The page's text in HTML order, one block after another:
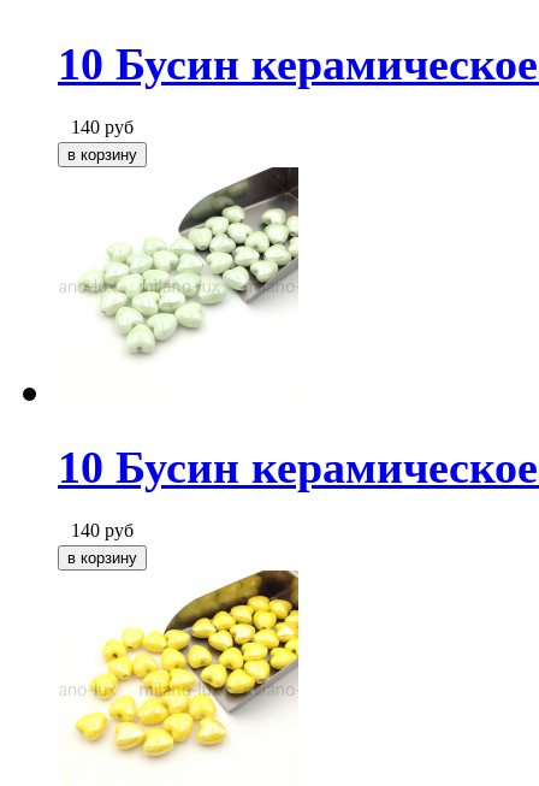
10 Бусин
140 руб
10 Бусин
140 руб